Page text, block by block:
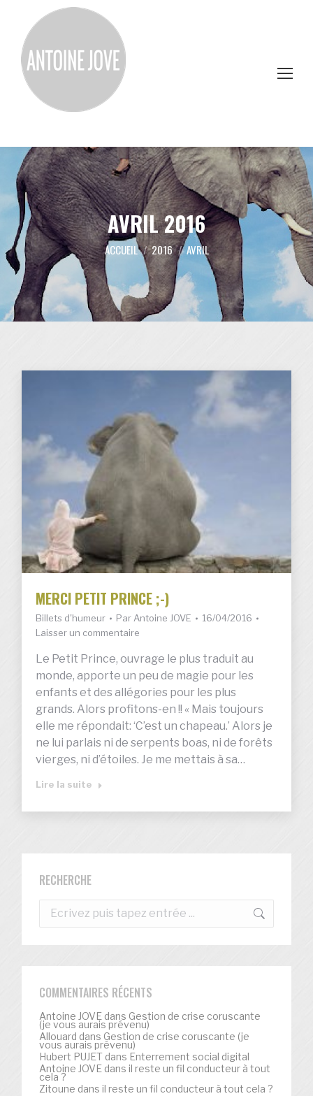
AVRIL 2016
Vous êtes ici :
ACCUEIL 2016 AVRIL
MERCI PETIT PRINCE ;-)
Billets d'humeur Par Antoine JOVE
16/04/2016
Laisser un commentaire
Le Petit Prince, ouvrage le plus traduit au
monde, apporte un peu de magie pour les
enfants et des allégories pour les plus
grands. Alors profitons-en !! « Mais toujours
elle me répondait: ‘C’est un chapeau.’ Alors je
ne lui parlais ni de serpents boas, ni de forêts
vierges, ni d’étoiles. Je me mettais à sa…
Lire la suite
RECHERCHE
Recherche
COMMENTAIRES RÉCENTS
Antoine JOVE dans Gestion de crise coruscante
(je vous aurais prévenu)
Allouard dans Gestion de crise coruscante (je
vous aurais prévenu)
Hubert PUJET dans Enterrement social digital
Antoine JOVE dans il reste un fil conducteur à tout
cela ?
Zitoune dans il reste un fil conducteur à tout cela ?